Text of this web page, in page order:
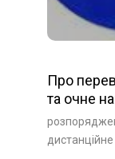
Про
та очне